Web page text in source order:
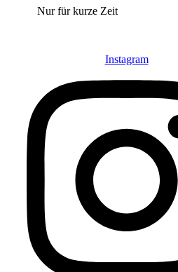
Nur für kurze Zeit
Instagram